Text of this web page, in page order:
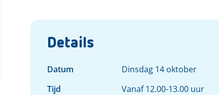
Details
Datum
Dinsdag 14 oktober
Tijd
Vanaf 12.00-13.00 uur